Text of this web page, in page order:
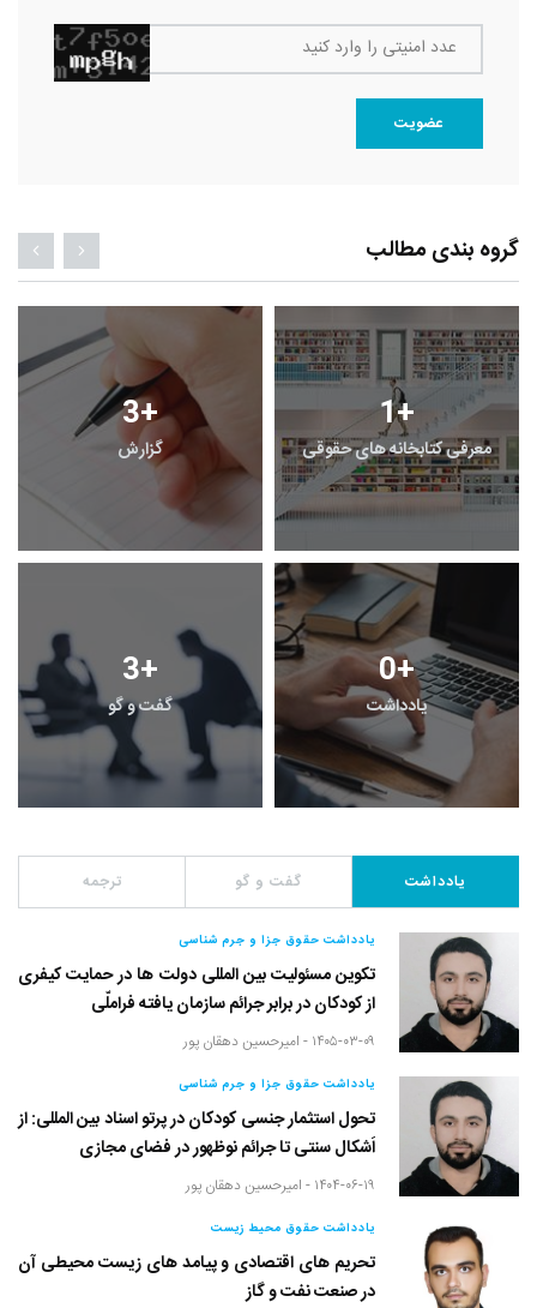
عدد امنیتی را وارد کنید
عضویت
گروه بندی مطالب
3+
گزارش
1+
معرفی کتابخانه های حقوقی
3+
گفت و گو
0+
یادداشت
یادداشت گفت و گو ترجمه
یادداشت حقوق جزا و جرم شناسی
تکوین مسئولیت بین المللی دولت ها در حمایت کیفری
از کودکان در برابر جرائم سازمان یافته فراملّی
۱۴۰۵-۰۳-۰۹ - امیرحسین دهقان پور
یادداشت حقوق جزا و جرم شناسی
تحول استثمار جنسی کودکان در پرتو اسناد بین المللی: از
اَشکال سنتی تا جرائم نوظهور در فضای مجازی
۱۴۰۴-۰۶-۱۹ - امیرحسین دهقان پور
یادداشت حقوق محیط زیست
تحریم های اقتصادی و پیامد های زیست محیطی آن
در صنعت نفت و گاز